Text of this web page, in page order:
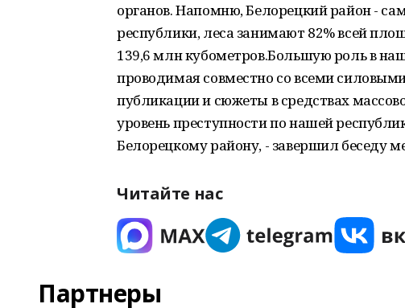
органов. Напомню, Белорецкий район -
республики, леса занимают 82% всей
139,6 млн кубометров.Большую роль в
проводимая совместно со всеми
публикации и сюжеты в средствах
уровень преступности по нашей
Белорецкому району, - завершил беседу
Читайте нас
Партнеры